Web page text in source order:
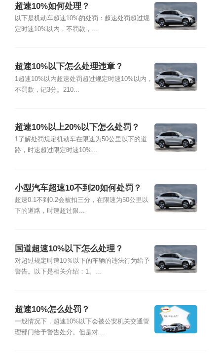
超速10%如何处理？
以下是机动车超速10%的处罚：超速处罚超过规
定时速10%以内，不罚款，...
超速10%以下怎么处理违章？
1超速10%以内超速处罚超过规定时速10%以内，
不罚款，记3分。210...
超速10%以上20%以下怎么处罚？
1了解处罚规定机动车在限速为50公里以下的道
路，时速超过限定时速10%...
小型汽车超速10不到20如何处罚？
超速0.1不到0.2会被扣三分，在限速为50公里以
下的道路，时速超过限...
国道超速10%以下怎么处理？
对超过规定时速10％以下的车辆的违法行为给予
警告。以下是相关介绍：1、...
超速10%怎么处罚？
一般情况下，超速10%以下会被公安机关交通管
理部门给予警告处分。但是对...